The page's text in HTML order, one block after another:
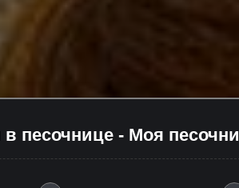
песочнице - Моя